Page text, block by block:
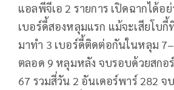
แอลพีจีเอ 2 รายการ เปิดฉากได้อ
เบอร์ดี้สองหลุมแรก แม้จะเสียโบ
มาทำ 3 เบอร์ดี้ติดต่อกันในหลุม
ตลอด 9 หลุมหลัง จบรอบด้วยสกอ
67 รวมสี่วัน 2 อันเดอร์พาร์ 282 จ